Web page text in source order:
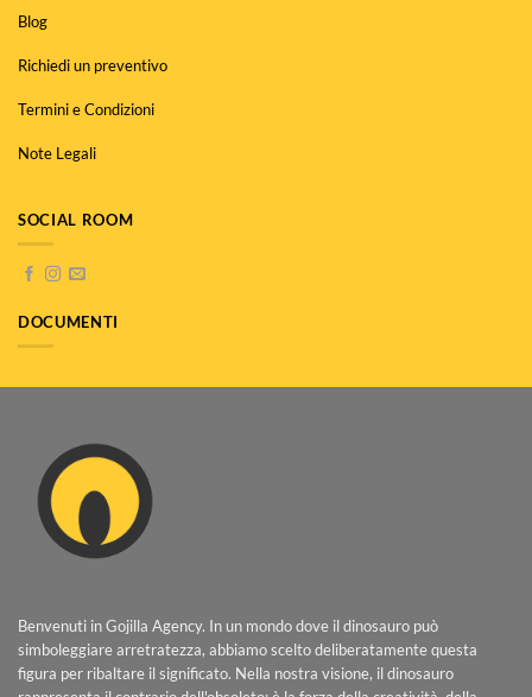
Blog
Richiedi un preventivo
Termini e Condizioni
Note Legali
SOCIAL ROOM
DOCUMENTI
Benvenuti in Gojilla Agency. In un mondo dove il dinosauro può
simboleggiare arretratezza, abbiamo scelto deliberatamente questa
figura per ribaltare il significato. Nella nostra visione, il dinosauro